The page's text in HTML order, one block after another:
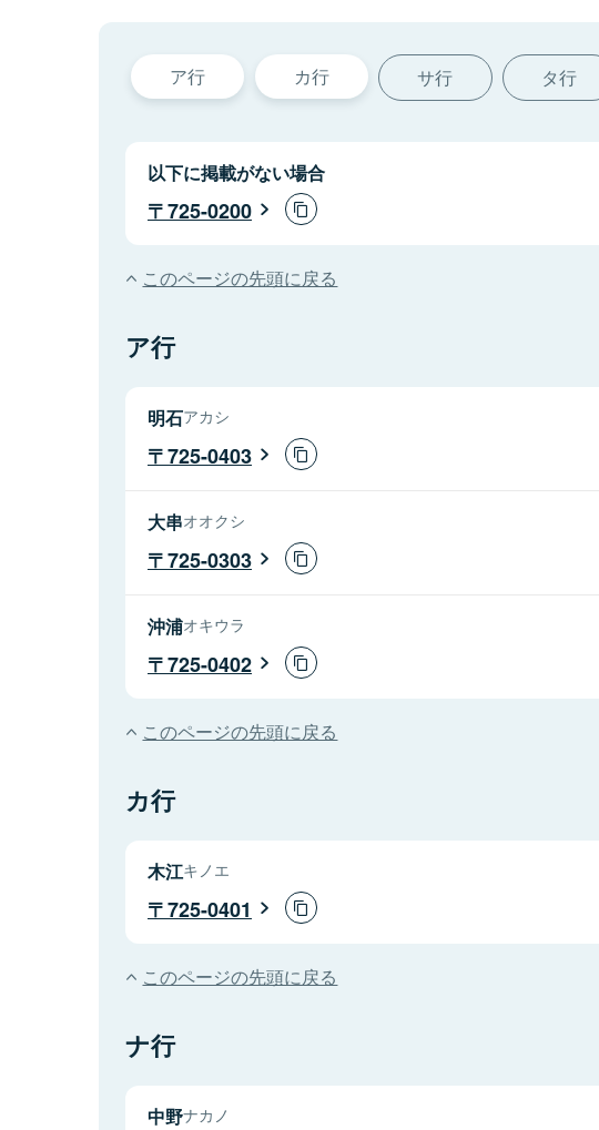
ア行 カ行 サ行 タ行
以下に掲載がない場合
725-0200
このページの先頭に戻る
ア行
明石アカシ
725-0403
大串オオクシ
725-0303
沖浦オキウラ
725-0402
このページの先頭に戻る
カ行
木江キノエ
725-0401
このページの先頭に戻る
ナ行
中野ナカノ